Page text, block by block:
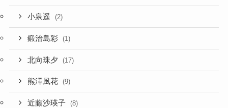
小泉遥 (2)
鍛治島彩 (1)
北向珠夕 (17)
熊澤風花 (9)
近藤沙瑛子 (8)